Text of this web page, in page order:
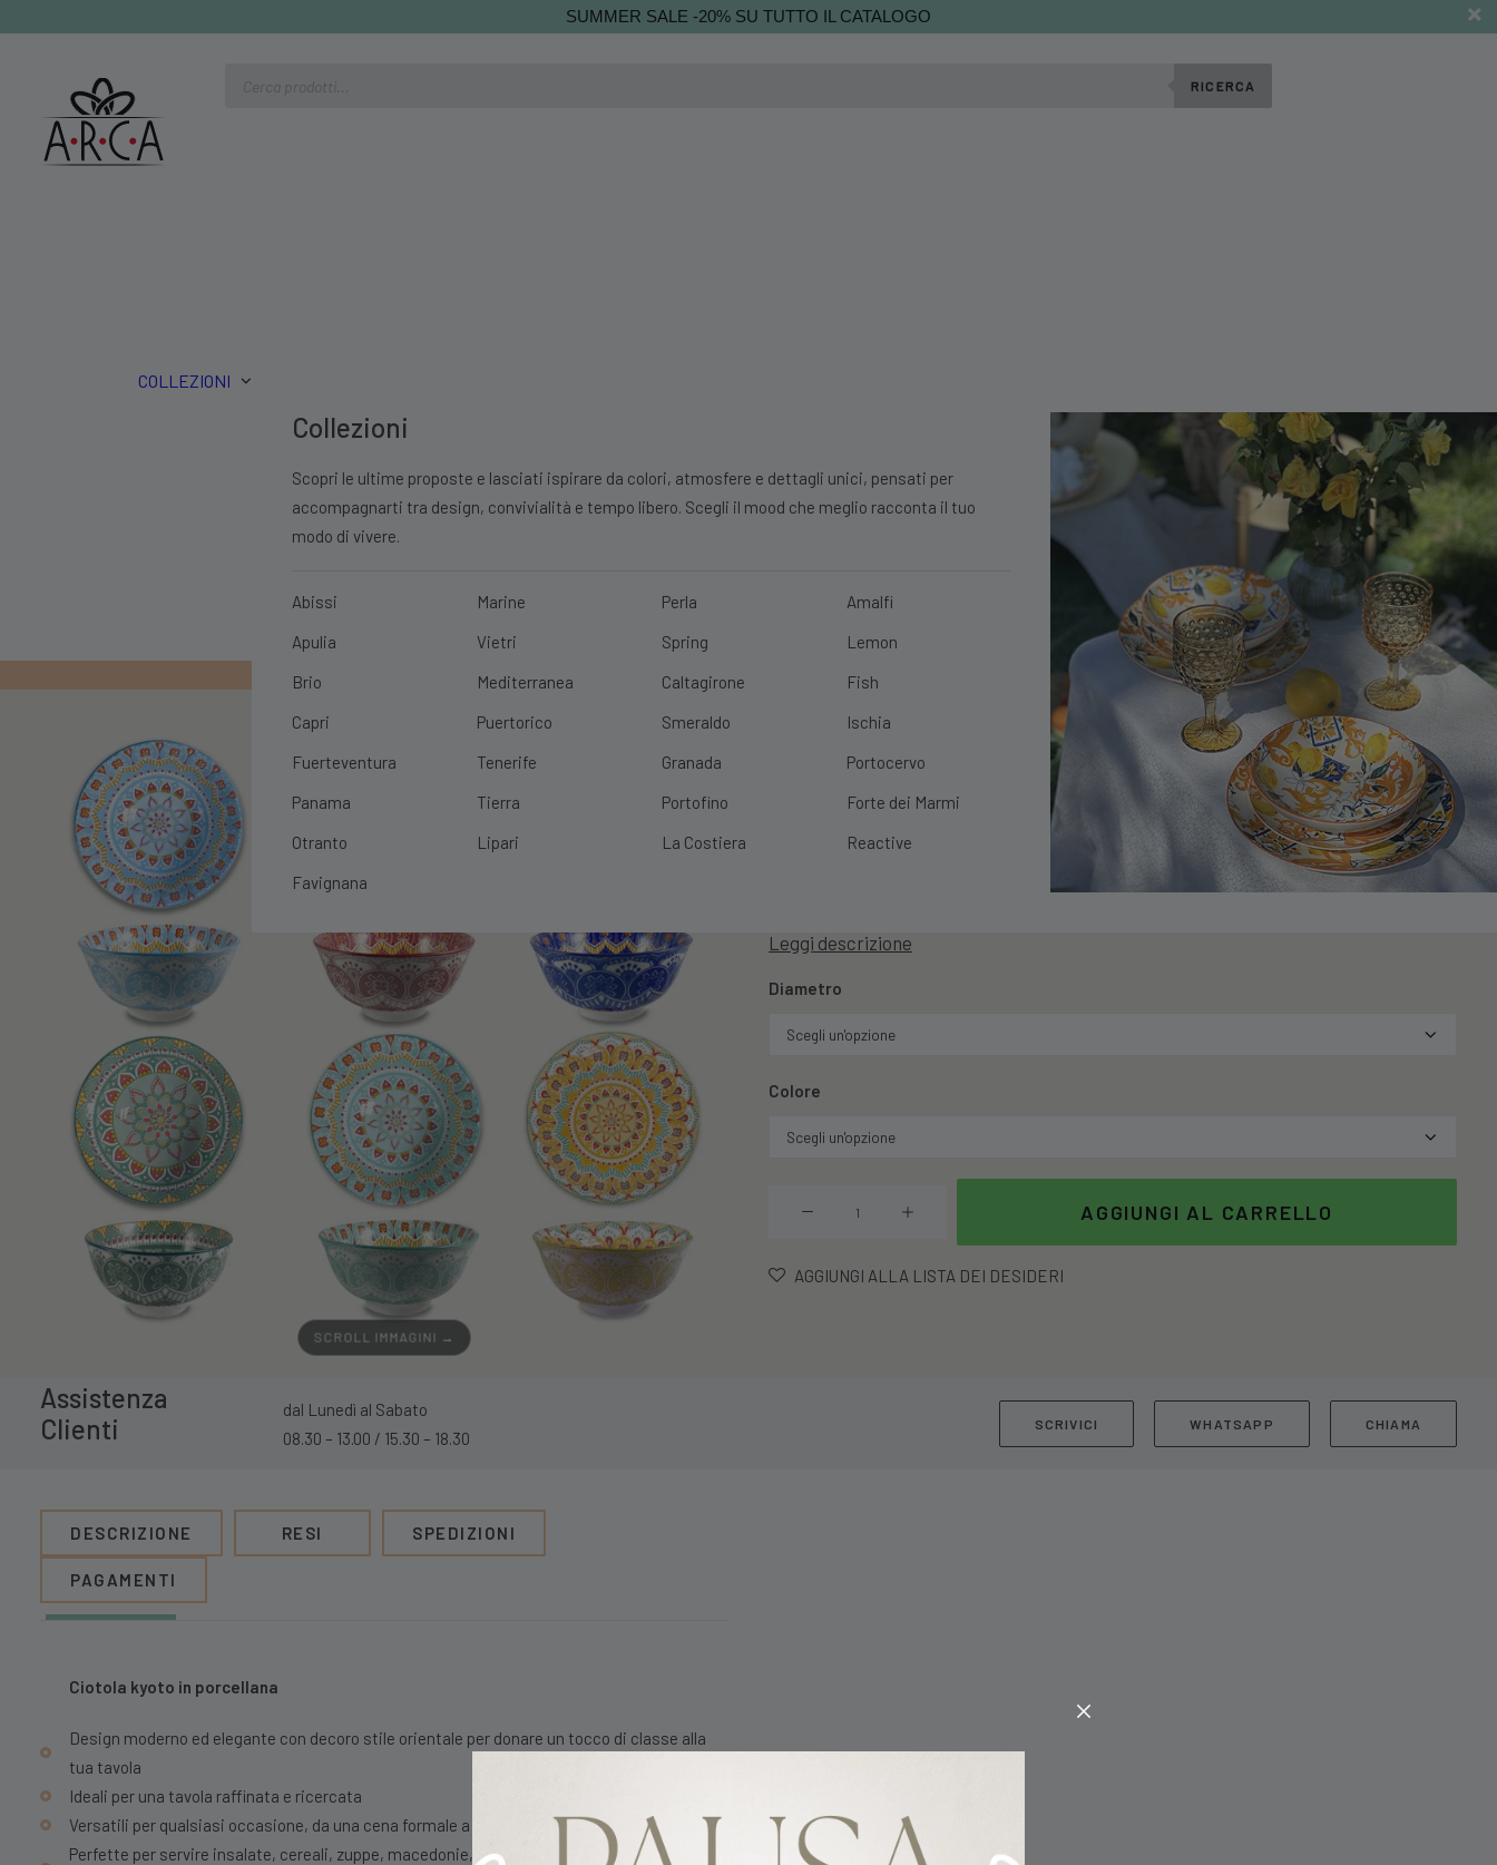
SUMMER SALE -20% SU TUTTO IL CATALOGO
RICERCA
COLLEZIONI
Collezioni
Scopri le ultime proposte e lasciati ispirare da colori, atmosfere e dettagli unici, pensati per
accompagnarti tra design, convivialità e tempo libero. Scegli il mood che meglio racconta il tuo
modo di vivere.
Abissi
Apulia
Brio
Capri
Fuerteventura
Panama
Otranto
Favignana
Marine
Vietri
Mediterranea
Puertorico
Tenerife
Tierra
Lipari
Perla
Spring
Caltagirone
Smeraldo
Granada
Portofino
La Costiera
Amalfi
Lemon
Fish
Ischia
Portocervo
Forte dei Marmi
Reactive
PRIMO ORDINE?10% DI SCONTO SCOPRI|SPEDIZIONE GRATUITA CON UN ORDINE MINIMO DI 99€
SCROLL IMMAGINI →
Ciotola Kyoto In Porcellana
Cod. Prodotto: CIOTOLAKYOTOINPORCELLANA
(-20%) PROMO
Leggi descrizione
Diametro
Colore
Porcellana
AGGIUNGI AL CARRELLO
AGGIUNGI ALLA LISTA DEI DESIDERI
Assistenza
Clienti
dal Lunedì al Sabato
08.30 – 13.00 / 15.30 – 18.30
SCRIVICI WHATSAPP CHIAMA
DESCRIZIONE RESI SPEDIZIONI
PAGAMENTI
Ciotola kyoto in porcellana
Design moderno ed elegante con decoro stile orientale per donare un tocco di classe alla
tua tavola
Ideali per una tavola raffinata e ricercata
Versatili per qualsiasi occasione, da una cena formale a un pranzo in famiglia
Perfette per servire insalate, cereali, zuppe, macedonie, stuzzichini, frutta fresca e secca,